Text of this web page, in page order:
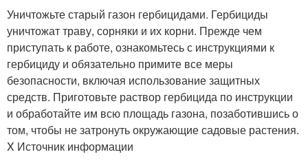
Уничтожьте старый газон гербицидами. Гербициды
уничтожат траву, сорняки и их корни. Прежде чем
приступать к работе, ознакомьтесь с инструкциями к
гербициду и обязательно примите все меры
безопасности, включая использование защитных
средств. Приготовьте раствор гербицида по инструкции
и обработайте им всю площадь газона, позаботившись о
том, чтобы не затронуть окружающие садовые растения.
X Источник информации